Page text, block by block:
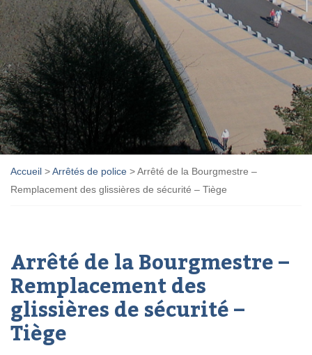
Accueil >Arrêtés de police >Arrêté de la Bourgmestre –
Remplacement des glissières de sécurité – Tiège
Arrêté de la Bourgmestre –
Remplacement des
glissières de sécurité –
Tiège